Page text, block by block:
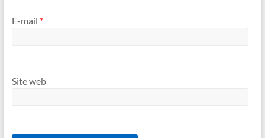
E-mail *
Site web